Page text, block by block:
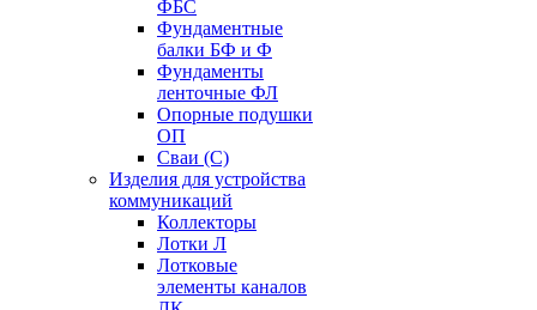
ФБС
Фундаментные
балки БФ и Ф
Фундаменты
ленточные ФЛ
Опорные подушки
ОП
Сваи (С)
Изделия для устройства
коммуникаций
Коллекторы
Лотки Л
Лотковые
элементы каналов